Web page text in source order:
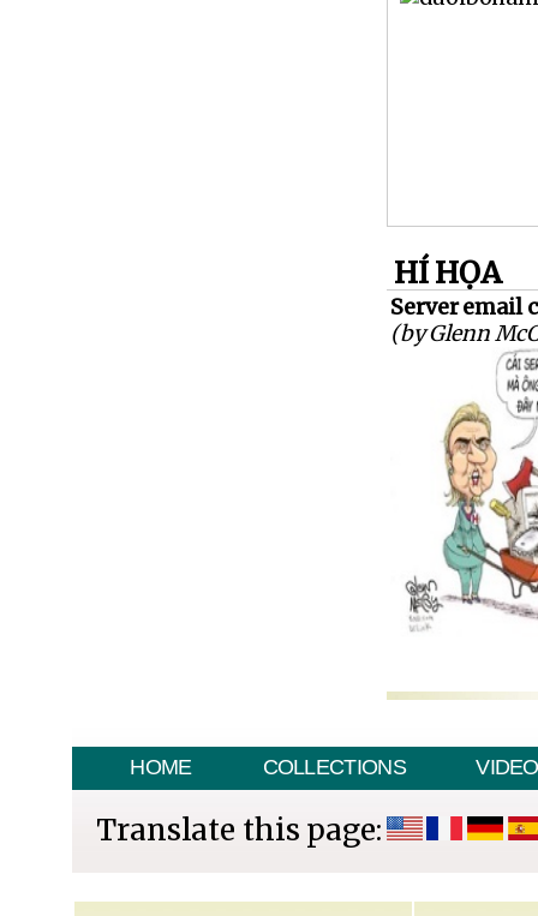
HÍ HỌA
Server email
(by Glenn
HOME COLLECTIONS VIDEO
Translate this page: